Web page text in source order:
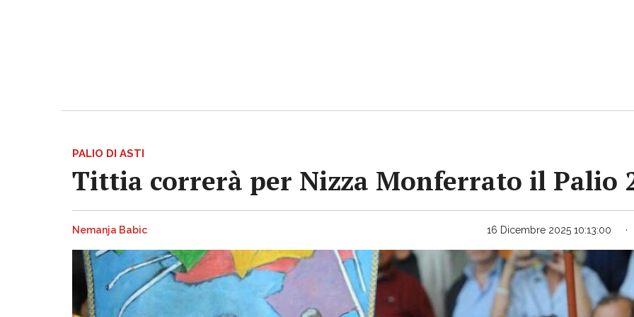
PALIO DI ASTI
Tittia correrà per Nizza Monferrato il Palio
Nemanja Babic 16 Dicembre 2025 10:13:00